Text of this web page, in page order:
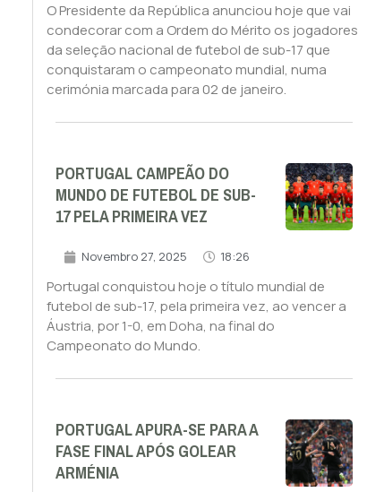
O Presidente da República anunciou hoje que vai
condecorar com a Ordem do Mérito os jogadores
da seleção nacional de futebol de sub-17 que
conquistaram o campeonato mundial, numa
cerimónia marcada para 02 de janeiro.
PORTUGAL CAMPEÃO DO
MUNDO DE FUTEBOL DE SUB-
17 PELA PRIMEIRA VEZ
Novembro 27, 2025 18:26
Portugal conquistou hoje o título mundial de
futebol de sub-17, pela primeira vez, ao vencer a
Áustria, por 1-0, em Doha, na final do
Campeonato do Mundo.
PORTUGAL APURA-SE PARA A
FASE FINAL APÓS GOLEAR
ARMÉNIA